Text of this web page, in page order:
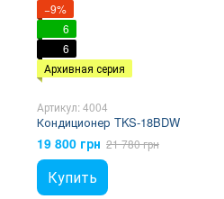
−9%
6
6
Архивная серия
Артикул: 4004
Кондиционер TKS-18BDW
19 800 грн 21 780 грн
Купить